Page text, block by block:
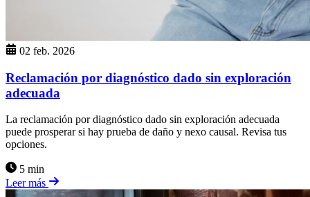
02 feb. 2026
Reclamación por diagnóstico dado sin exploración
adecuada
La reclamación por diagnóstico dado sin exploración adecuada
puede prosperar si hay prueba de daño y nexo causal. Revisa tus
opciones.
5 min
Leer más